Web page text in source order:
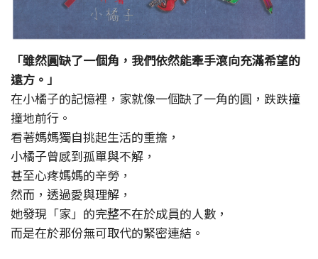
「雖然圓缺了一個角，我們依然能牽手滾向充滿希望的
遠方。」
在小橘子的記憶裡，家就像一個缺了一角的圓，跌跌撞
撞地前行。
看著媽媽獨自挑起生活的重擔，
小橘子曾感到孤單與不解，
甚至心疼媽媽的辛勞，
然而，透過愛與理解，
她發現「家」的完整不在於成員的人數，
而是在於那份無可取代的緊密連結。